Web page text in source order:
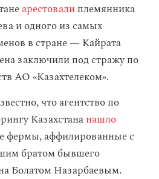
арестовалиплемянника
и одного из самых
в стране — Кайрата
заключили под стражу по
АО «Казахтелеком».
что агентство по
Казахстананашло
фермы, аффилированные с
братом бывшего
Болатом Назарбаевым.